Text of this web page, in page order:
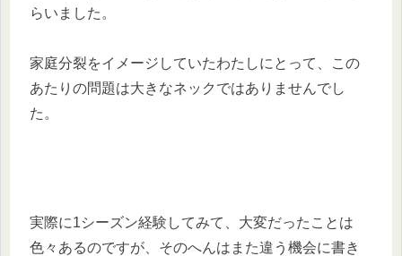
らいました。
家庭分裂をイメージしていたわたしにとって、この
あたりの問題は大きなネックではありませんでし
た。
実際に1シーズン経験してみて、大変だったことは
色々あるのですが、そのへんはまた違う機会に書き